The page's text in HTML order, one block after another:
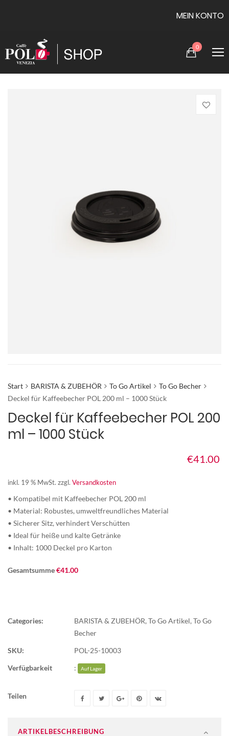
MEIN KONTO
0
Start BARISTA & ZUBEHÖR To Go Artikel
To Go Becher
Deckel für Kaffeebecher POL 200 ml – 1000 Stück
Deckel für Kaffeebecher POL 200
ml – 1000 Stück
€41.00
inkl. 19 % MwSt. zzgl. Versandkosten
• Kompatibel mit Kaffeebecher POL 200 ml
• Material: Robustes, umweltfreundliches Material
• Sicherer Sitz, verhindert Verschütten
• Ideal für heiße und kalte Getränke
• Inhalt: 1000 Deckel pro Karton
Gesamtsumme€41.00
Categories: BARISTA & ZUBEHÖR, To Go Artikel, To Go
Becher
SKU:
POL-25-10003
Verfügbarkeit
: Auf Lager
Teilen
ARTIKELBESCHREIBUNG